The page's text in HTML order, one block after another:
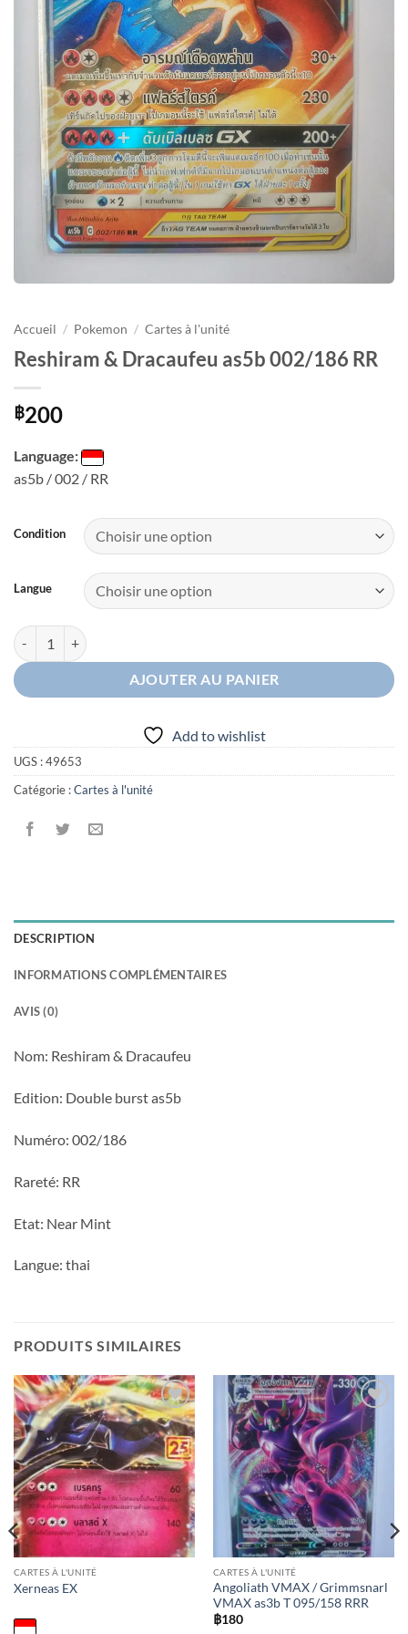
Accueil / Pokemon / Cartes à l'unité
Reshiram & Dracaufeu as5b 002/186 RR
฿200
Language:
as5b / 002 / RR
Condition
Langue
quantité de Reshiram & Dracaufeu as5b 002/186 RR
AJOUTER AU PANIER
Add to wishlist
UGS :49653
Catégorie :Cartes à l'unité
DESCRIPTION
INFORMATIONS COMPLÉMENTAIRES
AVIS (0)
Nom: Reshiram & Dracaufeu
Edition: Double burst as5b
Numéro: 002/186
Rareté: RR
Etat: Near Mint
Langue: thai
PRODUITS SIMILAIRES
Add to
wishlist
CARTES À L'UNITÉ
Xerneas EX
Add to
wishlist
CARTES À L'UNITÉ
Angoliath VMAX / Grimmsnarl
VMAX as3b T 095/158 RRR
฿180